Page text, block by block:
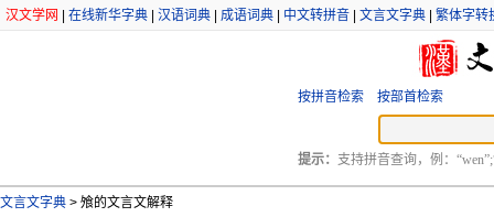
汉文学网 在线新华字典 汉语词典 成语词典 中文转拼音 文言文字典 繁体字转
按拼音检索 按部首检索
提示： 支持拼音查询，例：
文言文字典 > 飧的文言文解释